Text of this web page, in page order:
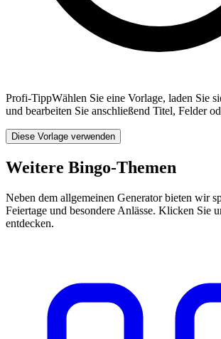
Profi-TippWählen Sie eine Vorlage, laden Sie
und bearbeiten Sie anschließend Titel, Felder
Diese Vorlage verwenden
Weitere Bingo-Themen
Neben dem allgemeinen Generator bieten wir
Feiertage und besondere Anlässe. Klicken Sie
entdecken.